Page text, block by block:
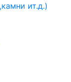
ит.д.)